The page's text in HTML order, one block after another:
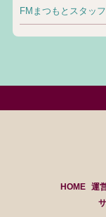
FMまつもとスタッフ
HOME 運